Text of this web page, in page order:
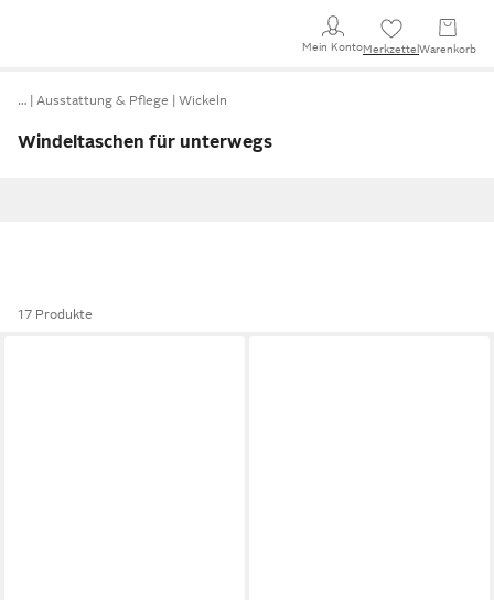
Mein KontoMerkzettel Warenkorb
… Ausstattung & Pflege Wickeln
Windeltaschen für unterwegs
17 Produkte